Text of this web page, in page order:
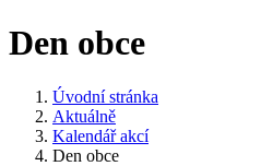
Den obce
Úvodní stránka
Aktuálně
Kalendář akcí
Den obce